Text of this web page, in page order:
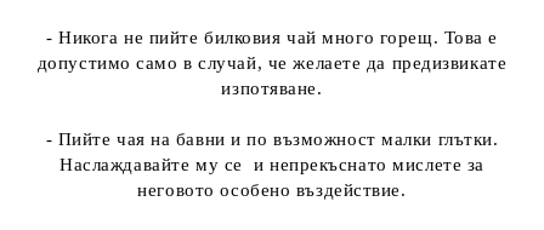
- Никога не пийте билковия чай много горещ. Това е
допустимо само в случай, че желаете да предизвикате
изпотяване.
- Пийте чая на бавни и по възможност малки глътки.
Наслаждавайте му се и непрекъснато мислете за
неговото особено въздействие.